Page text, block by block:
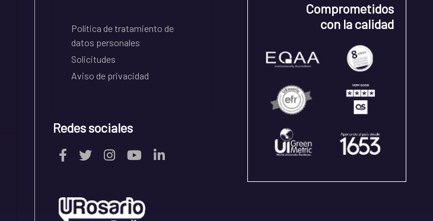
Política de tratamiento de
datos personales
Solicitudes
Aviso de privacidad
Redes sociales
Comprometidos
con la calidad